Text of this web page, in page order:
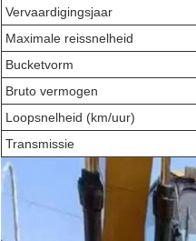
Vervaardigingsjaar
Maximale reissnelheid
Bucketvorm
Bruto vermogen
Loopsnelheid (km/uur)
Transmissie